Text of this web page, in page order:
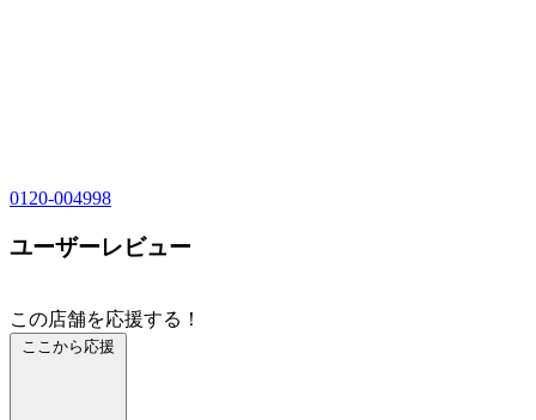
0120-004998
ユーザーレビュー
この店舗を応援する！
ここから応援